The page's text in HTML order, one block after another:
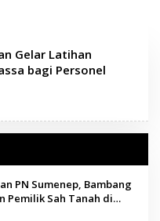
Gelar Latihan
bagi Personel
PN Sumenep, Bambang
Pemilik Sah Tanah di